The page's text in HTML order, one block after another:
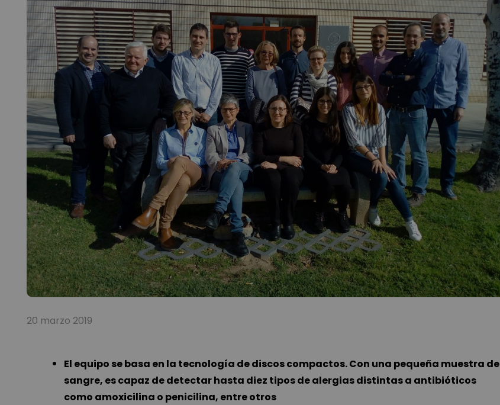
20 marzo 2019
El equipo se basa en la tecnología de discos compactos. Con una pequeña muestra de
sangre, es capaz de detectar hasta diez tipos de alergias distintas a antibióticos
como amoxicilina o penicilina, entre otros